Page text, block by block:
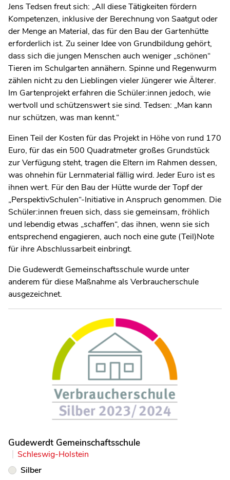
Jens Tedsen freut sich: „All diese Tätigkeiten fördern
Kompetenzen, inklusive der Berechnung von Saatgut oder
der Menge an Material, das für den Bau der Gartenhütte
erforderlich ist. Zu seiner Idee von Grundbildung gehört,
dass sich die jungen Menschen auch weniger „schönen“
Tieren im Schulgarten annähern. Spinne und Regenwurm
zählen nicht zu den Lieblingen vieler Jüngerer wie Älterer.
Im Gartenprojekt erfahren die Schüler:innen jedoch, wie
wertvoll und schützenswert sie sind. Tedsen: „Man kann
nur schützen, was man kennt.“
Einen Teil der Kosten für das Projekt in Höhe von rund 170
Euro, für das ein 500 Quadratmeter großes Grundstück
zur Verfügung steht, tragen die Eltern im Rahmen dessen,
was ohnehin für Lernmaterial fällig wird. Jeder Euro ist es
ihnen wert. Für den Bau der Hütte wurde der Topf der
„PerspektivSchulen“-Initiative in Anspruch genommen. Die
Schüler:innen freuen sich, dass sie gemeinsam, fröhlich
und lebendig etwas „schaffen“, das ihnen, wenn sie sich
entsprechend engagieren, auch noch eine gute (Teil)Note
für ihre Abschlussarbeit einbringt.
Die Gudewerdt Gemeinschaftsschule wurde unter
anderem für diese Maßnahme als Verbraucherschule
ausgezeichnet.
Gudewerdt Gemeinschaftsschule
Schleswig-Holstein
Silber